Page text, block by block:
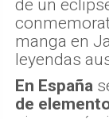
de un
manga en
leyendas
En España
de